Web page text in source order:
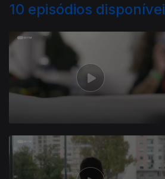
10 episódios